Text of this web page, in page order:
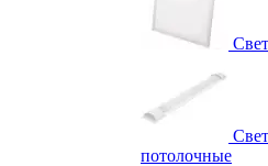
потолочные